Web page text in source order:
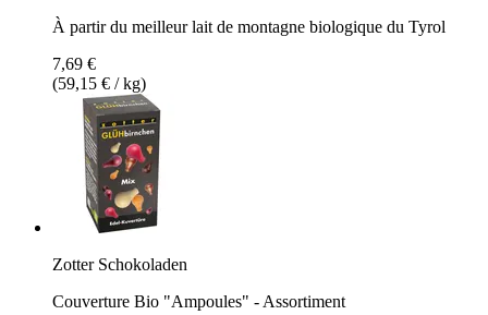
À partir du meilleur lait de montagne biologique du Tyrol
7,69 €
(59,15 € / kg)
Zotter Schokoladen
Couverture Bio "Ampoules" - Assortiment